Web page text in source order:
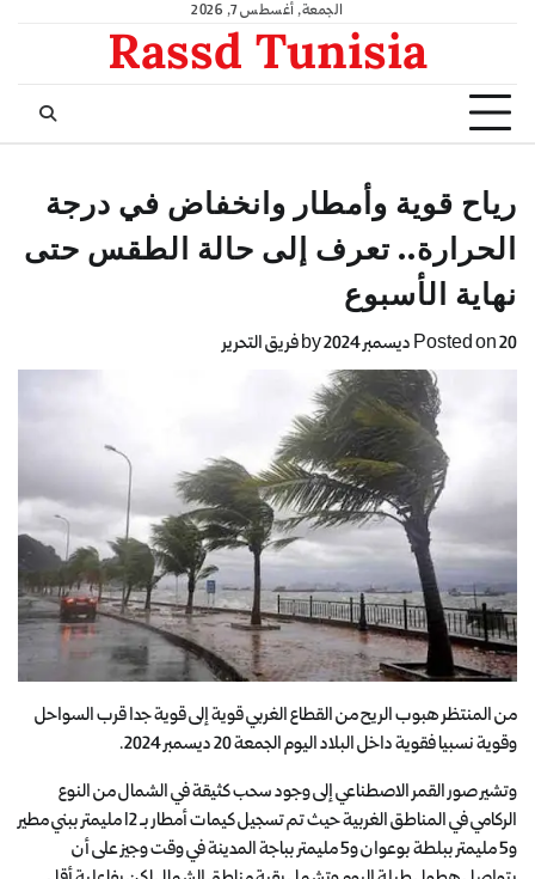
الجمعة, أغسطس 7, 2026
Rassd Tunisia
رياح قوية وأمطار وانخفاض في درجة
الحرارة.. تعرف إلى حالة الطقس حتى
نهاية الأسبوع
Posted on20 ديسمبر 2024 فريق التحرير
من المنتظر هبوب الريح من القطاع الغربي قوية إلى قوية جدا قرب السواحل
وقوية نسبيا فقوية داخل البلاد اليوم الجمعة 20 ديسمبر 2024.
وتشير صور القمر الاصطناعي إلى وجود سحب كثيقة في الشمال من النوع
الركامي في المناطق الغربية حيث تم تسجيل كيمات أمطار بـ 12 مليمتر ببني مطير
و5 مليمتر ببلطة بوعوان و5 مليمتر بباجة المدينة في وقت وجيز على أن